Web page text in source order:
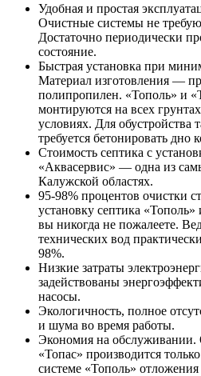
Удобная и простая
Очистные системы не
Достаточно периодически
состояние.
Быстрая установка при
Материал изготовления —
полипропилен. «Тополь» и
монтируются на всех
условиях. Для обустройства
требуется бетонировать дно
Стоимость септика с
«Аквасервис» — одна из
Калужской областях.
95-98% процентов очистки
установку септика
вы никогда не пожалеете.
технических вод
98%.
Низкие затраты
задействованы
насосы.
Экологичность, полное
и шума во время работы.
Экономия на обслуживании.
«Топас» производится
системе «Тополь» отложения